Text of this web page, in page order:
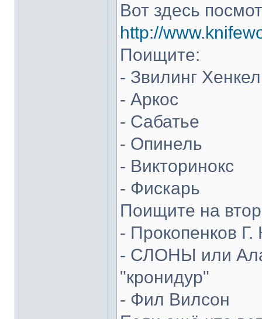
Вот здесь
http://
Поищите:
- Звилинг
- Аркос
- Сабатье
- Опинель
- Викторинокс
- Фискарь
Поищите на
- Прокопенков Г.
- СЛОНЫ или
"кронидур"
- Фил Вилсон